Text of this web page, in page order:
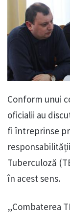
Conform unui
oficialii au
fi întreprinse
Tuberculoză
în acest sens.
„Combaterea